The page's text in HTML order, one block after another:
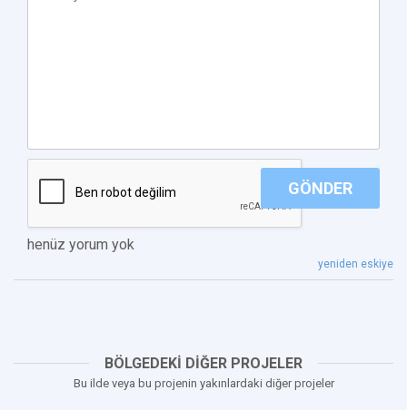
GÖNDER
henüz yorum yok
yeniden eskiye
BÖLGEDEKİ DİĞER PROJELER
Bu ilde veya bu projenin yakınlardaki diğer projeler